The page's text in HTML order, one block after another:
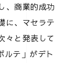
、商業的成功
に、マセラテ
々と発表して
ルテ」がデト